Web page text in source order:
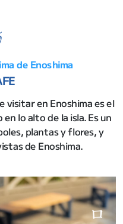
de Enoshima
visitar en Enoshima es el
lo alto de la isla. Es un
plantas y flores, y
de Enoshima.